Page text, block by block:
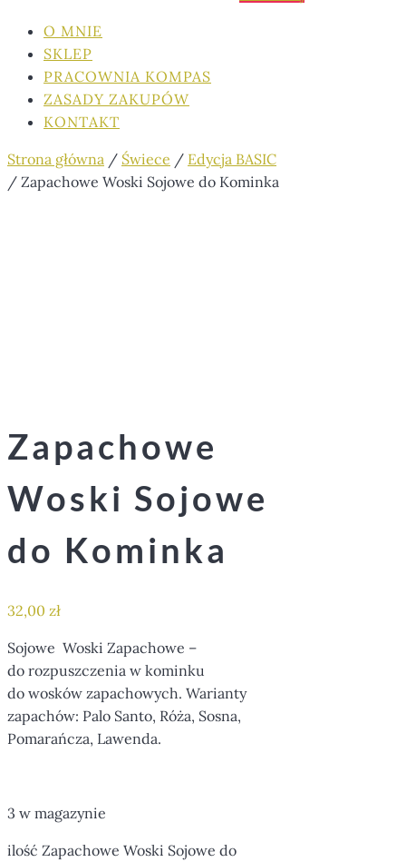
O MNIE
SKLEP
PRACOWNIA KOMPAS
ZASADY ZAKUPÓW
KONTAKT
Strona główna / Świece / Edycja BASIC
/ Zapachowe Woski Sojowe do Kominka
Zapachowe
Woski Sojowe
do Kominka
32,00 zł
Sojowe Woski Zapachowe –
do rozpuszczenia w kominku
do wosków zapachowych. Warianty
zapachów: Palo Santo, Róża, Sosna,
Pomarańcza, Lawenda.
3 w magazynie
ilość Zapachowe Woski Sojowe do